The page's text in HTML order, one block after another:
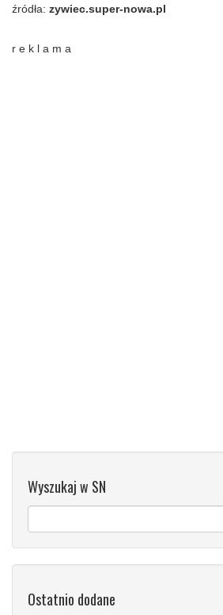
źródła: zywiec.super-nowa.pl
r e k l a m a
Wyszukaj w SN
Ostatnio dodane